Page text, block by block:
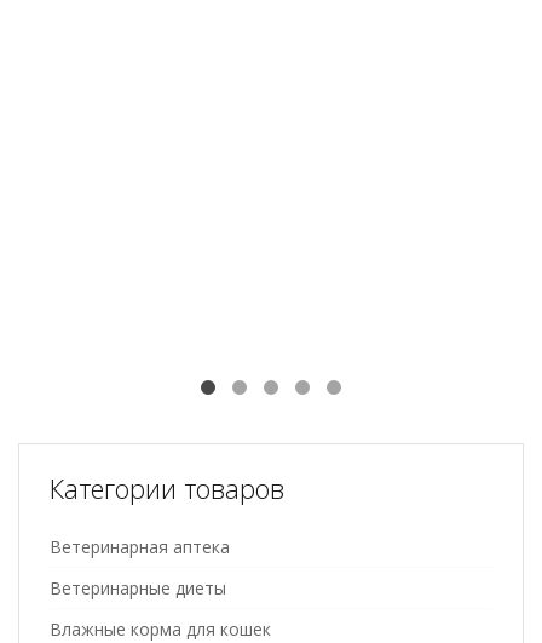
Категории товаров
Ветеринарная аптека
Ветеринарные диеты
Влажные корма для кошек